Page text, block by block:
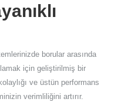
borular arasında
için geliştirilmiş bir
ve üstün performans
verimliliğini artırır.